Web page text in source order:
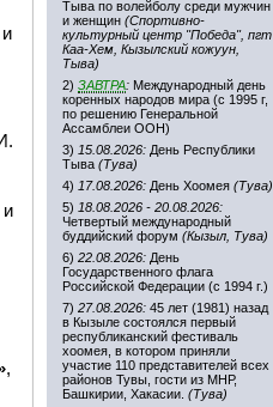
и
,
Тыва по волейболу среди мужчин
и женщин (Спортивно-
культурный центр "Победа", пгт
Каа-Хем, Кызылский кожуун,
Тыва)
2) ЗАВТРА: Международный день
коренных народов мира (с 1995 г,
по решению Генеральной
Ассамблеи ООН)
3) 15.08.2026: День Республики
Тыва (Тува)
4) 17.08.2026: День Хоомея (Тува)
5) 18.08.2026 - 20.08.2026:
Четвертый международный
буддийский форум (Кызыл, Тува)
6) 22.08.2026: День
Государственного флага
Российской Федерации (с 1994 г.)
7) 27.08.2026: 45 лет (1981) назад
в Кызыле состоялся первый
республиканский фестиваль
хоомея, в котором приняли
участие 110 представителей всех
районов Тувы, гости из МНР,
Башкирии, Хакасии. (Тува)